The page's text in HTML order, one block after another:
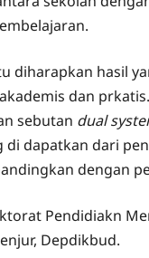
diharapkan hasil
dan
sebutan dual
di dapatkan dari
dengan
Pendidiakn
Depdikbud.